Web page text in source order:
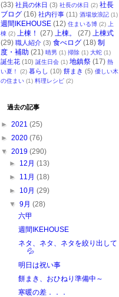
(33) 社員の休日 (3) 社長の休日 (2) 社長
ブログ (16) 社内行事 (11) 酒場放浪記 (1)
週間IKEHOUSE (12) 住まいる博 (2)
上
棟 (2) 上棟！ (27) 上棟。 (27) 上棟式
(29) 職人紹介 (3) 食べログ (18) 制
度・補助 (21) 晴男 (1) 掃除 (1) 大蛇 (1)
誕生花 (10) 誕生日会 (1) 地鎮祭 (17) 熱
い夏！
(2) 暮らし (10) 餅まき (5) 優しい木
の住まい (1) 料理レシピ (2)
過去の記事
► 2021 (25)
► 2020 (76)
▼ 2019 (290)
► 12月 (13)
► 11月 (18)
► 10月 (29)
▼ 9月 (28)
六甲
週間IKEHOUSE
ネタ、ネタ、ネタを絞り出して
💦
明日は祝い事
餅まき、おひねり準備中～
寒暖の差．．．